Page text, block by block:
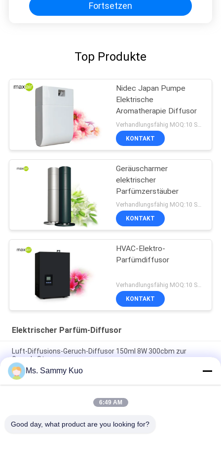
Fortsetzen
Top Produkte
Nidec Japan Pumpe
Elektrische
Aromatherapie Diffusor
KONTAKT
Geräuscharmer
elektrischer
Parfümzerstäuber
Verhandlungsfähig MOQ:10 Stücke
KONTAKT
HVAC-Elektro-
Parfümdiffusor
Verhandlungsfähig MOQ:10 Stücke
KONTAKT
Elektrischer Parfüm-Diffusor
Luft-Diffusions-Geruch-Diffusor 150ml 8W 300cbm zur
Geruch-Steuerung
Badezimmer-Parfüm-Maschine 8W 12V1A 300CBM zur
Geruch-Steuerung
Elektrischer Aromatherapie-Diffusor HAUSTIER Flaschen-3W
Ms. Sammy Kuo
6:49 AM
Good day, what product are you looking for?